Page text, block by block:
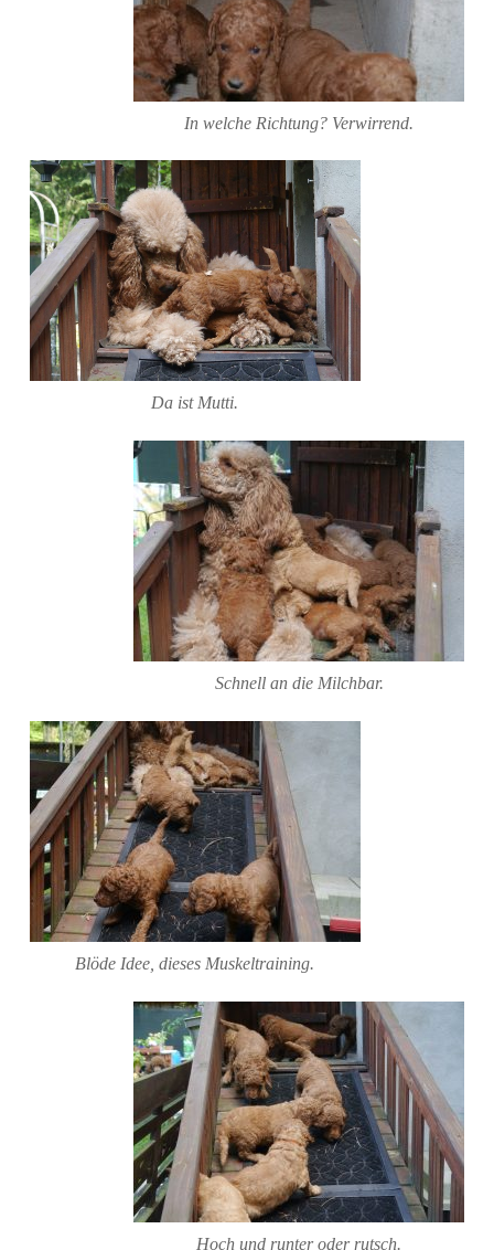
In welche Richtung? Verwirrend.
Da ist Mutti.
Schnell an die Milchbar.
Blöde Idee, dieses Muskeltraining.
Hoch und runter oder rutsch.